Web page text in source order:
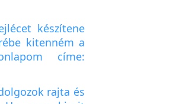
készítene
kitenném a
címe:
rajta és